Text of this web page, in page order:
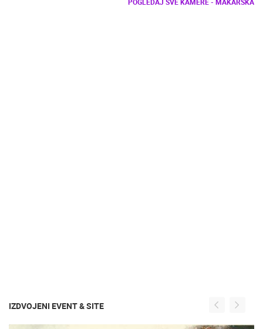
POGLEDAJ SVE KAMERE - MAKARSKA
IZDVOJENI EVENT & SITE